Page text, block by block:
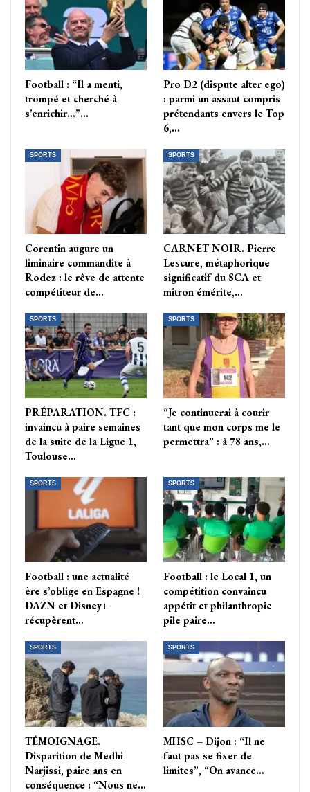
Football : “Il a menti,
trompé et cherché à
s’enrichir…”…
Pro D2 (dispute alter ego)
: parmi un assaut compris
prétendants envers le Top
6,…
SPORTS
Corentin augure un
liminaire commandite à
Rodez : le rêve de attente
compétiteur de…
SPORTS
CARNET NOIR. Pierre
Lescure, métaphorique
significatif du SCA et
mitron émérite,…
SPORTS
PRÉPARATION. TFC :
invaincu à paire semaines
de la suite de la Ligue 1,
Toulouse…
SPORTS
“Je continuerai à courir
tant que mon corps me le
permettra” : à 78 ans,…
SPORTS
Football : une actualité
ère s’oblige en Espagne !
DAZN et Disney+
récupèrent…
SPORTS
Football : le Local 1, un
compétition convaincu
appétit et philanthropie
pile paire…
SPORTS
TÉMOIGNAGE.
Disparition de Medhi
Narjissi, paire ans en
conséquence : “Nous ne…
SPORTS
MHSC – Dijon : “Il ne
faut pas se fixer de
limites”, “On avance…